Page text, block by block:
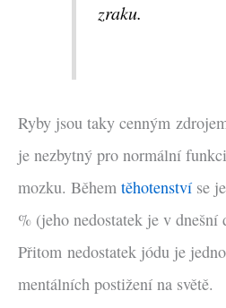
zraku.
Ryby jsou taky cenným
je nezbytný pro normální
mozku. Během těhotenstvíse
% (jeho nedostatek je v dnešní
Přitom nedostatek jódu je
mentálních postižení na světě.